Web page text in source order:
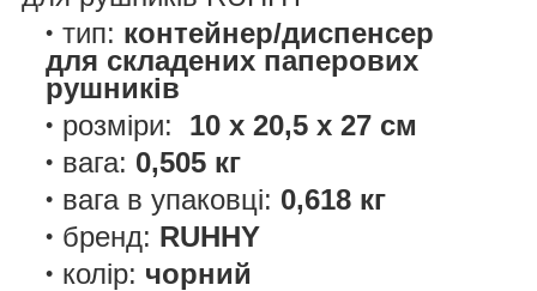
тип: контейнер/диспенсер
для складених паперових
рушників
розміри: 10 x 20,5 x 27 см
вага: 0,505 кг
вага в упаковці: 0,618 кг
бренд: RUHHY
колір: чорний